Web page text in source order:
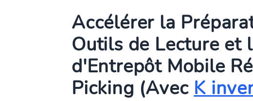
Accélérer la
Outils de Lecture et
d'Entrepôt Mobile
Picking (Avec K